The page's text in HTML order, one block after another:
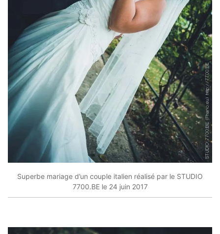
Superbe mariage d’un couple italien réalisé par le STUDIO
7700.BE le 24 juin 2017